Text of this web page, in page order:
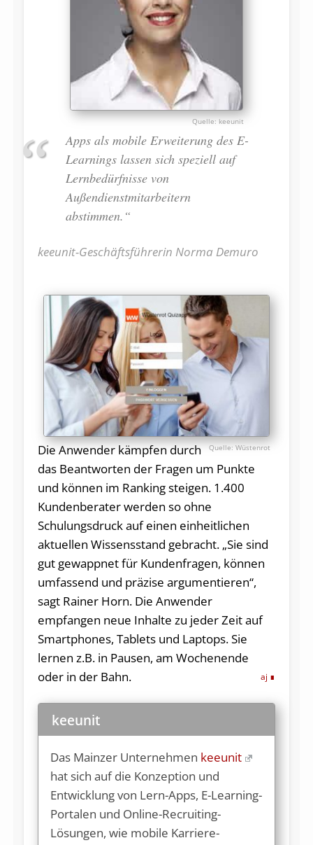
keeunit
Apps als mobile Erweiterung des E-
Learnings lassen sich speziell auf
Lernbedürfnisse von
Außendienstmitarbeitern
abstimmen.“
keeunit-Geschäftsführerin Norma Demuro
Wüstenrot
Die Anwender kämpfen durch
das Beantworten der Fragen um Punkte
und können im Ranking steigen. 1.400
Kundenberater werden so ohne
Schulungsdruck auf einen einheitlichen
aktuellen Wissensstand gebracht. „Sie sind
gut gewappnet für Kundenfragen, können
umfassend und präzise argumentieren“,
sagt Rainer Horn. Die Anwender
empfangen neue Inhalte zu jeder Zeit auf
Smartphones, Tablets und Laptops. Sie
lernen z.B. in Pausen, am Wochenende
oder in der Bahn.
aj
keeunit
Das Mainzer Unternehmen keeunit
hat sich auf die Konzeption und
Entwicklung von Lern-Apps, E-Learning-
Portalen und Online-Recruiting-
Lösungen, wie mobile Karriere-